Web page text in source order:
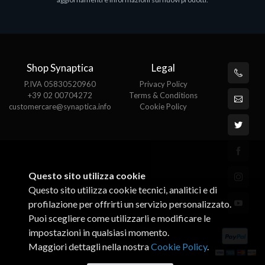
Shop Synaptica
P.IVA 05830520960
+39 02 00704272
customercare@synaptica.info
Legal
Privacy Policy
Terms & Conditions
Cookie Policy
Questo sito utilizza cookie
Questo sito utilizza cookie tecnici, analitici e di
profilazione per offrirti un servizio personalizzato.
Puoi scegliere come utilizzarli e modificare le
impostazioni in qualsiasi momento.
Maggiori dettagli nella nostraCookie Policy.